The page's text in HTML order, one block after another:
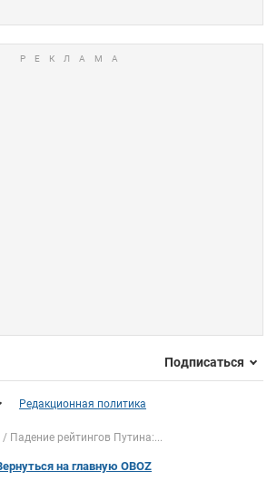
Подписаться
Редакционная политика
Падение рейтингов Путина:...
на главную OBOZ